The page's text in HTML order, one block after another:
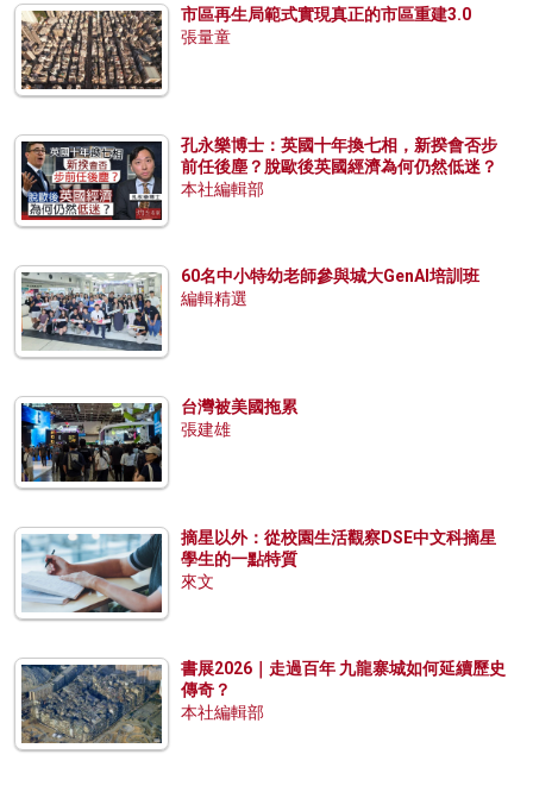
市區再生局範式實現真正的市區重建3.0
張量童
孔永樂博士：英國十年換七相，新揆會否步
前任後塵？脫歐後英國經濟為何仍然低迷？
本社編輯部
60名中小特幼老師參與城大GenAI培訓班
編輯精選
台灣被美國拖累
張建雄
摘星以外：從校園生活觀察DSE中文科摘星
學生的一點特質
來文
書展2026｜走過百年 九龍寨城如何延續歷史
傳奇？
本社編輯部